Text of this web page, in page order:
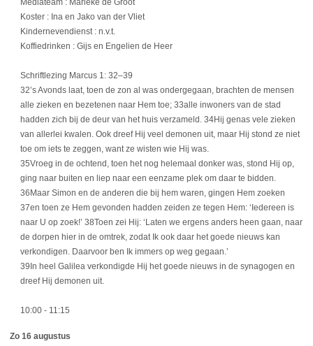
Mediateam : Marieke de Groot
Koster : Ina en Jako van der Vliet
Kindernevendienst : n.v.t.
Koffiedrinken : Gijs en Engelien de Heer
Schriftlezing Marcus 1: 32–39
32’s Avonds laat, toen de zon al was ondergegaan, brachten de mensen
alle zieken en bezetenen naar Hem toe; 33alle inwoners van de stad
hadden zich bij de deur van het huis verzameld. 34Hij genas vele zieken
van allerlei kwalen. Ook dreef Hij veel demonen uit, maar Hij stond ze niet
toe om iets te zeggen, want ze wisten wie Hij was.
35Vroeg in de ochtend, toen het nog helemaal donker was, stond Hij op,
ging naar buiten en liep naar een eenzame plek om daar te bidden.
36Maar Simon en de anderen die bij hem waren, gingen Hem zoeken
37en toen ze Hem gevonden hadden zeiden ze tegen Hem: ‘Iedereen is
naar U op zoek!’ 38Toen zei Hij: ‘Laten we ergens anders heen gaan, naar
de dorpen hier in de omtrek, zodat Ik ook daar het goede nieuws kan
verkondigen. Daarvoor ben Ik immers op weg gegaan.’
39In heel Galilea verkondigde Hij het goede nieuws in de synagogen en
dreef Hij demonen uit.
10:00 - 11:15
Zo 16 augustus